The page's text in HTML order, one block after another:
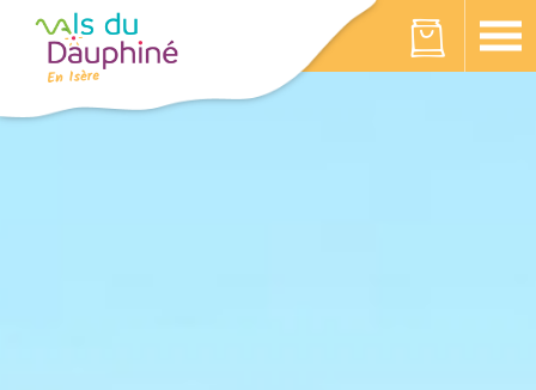
Votre panier est vide
Panneau de gestion des cookies